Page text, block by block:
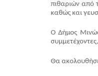
πιθαριών από
καθώς και
Ο Δήμος
Θα